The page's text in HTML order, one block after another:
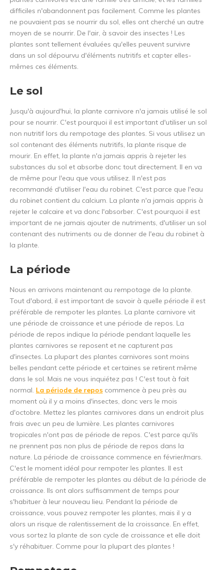
difficiles n'abandonnent pas facilement. Comme les plantes
ne pouvaient pas se nourrir du sol, elles ont cherché un autre
moyen de se nourrir. De l'air, à savoir des insectes ! Les
plantes sont tellement évaluées qu'elles peuvent survivre
dans un sol dépourvu d'éléments nutritifs et capter elles-
mêmes ces éléments.
Le sol
Jusqu'à aujourd'hui, la plante carnivore n'a jamais utilisé le sol
pour se nourrir. C'est pourquoi il est important d'utiliser un sol
non nutritif lors du rempotage des plantes. Si vous utilisez un
sol contenant des éléments nutritifs, la plante risque de
mourir. En effet, la plante n'a jamais appris à rejeter les
substances du sol et absorbe donc tout directement. Il en va
de même pour l'eau que vous utilisez. Il n'est pas
recommandé d'utiliser l'eau du robinet. C'est parce que l'eau
du robinet contient du calcium. La plante n'a jamais appris à
rejeter le calcaire et va donc l'absorber. C'est pourquoi il est
important de ne jamais ajouter de nutriments, d'utiliser un sol
contenant des nutriments ou de donner de l'eau du robinet à
la plante.
La période
Nous en arrivons maintenant au rempotage de la plante.
Tout d'abord, il est important de savoir à quelle période il est
préférable de rempoter les plantes. La plante carnivore vit
une période de croissance et une période de repos. La
période de repos indique la période pendant laquelle les
plantes carnivores se reposent et ne capturent pas
d'insectes. La plupart des plantes carnivores sont moins
belles pendant cette période et certaines se retirent même
dans le sol. Mais ne vous inquiétez pas ! C'est tout à fait
normal. La période de repos commence à peu près au
moment où il y a moins d'insectes, donc vers le mois
d'octobre. Mettez les plantes carnivores dans un endroit plus
frais avec un peu de lumière. Les plantes carnivores
tropicales n'ont pas de période de repos. C'est parce qu'ils
ne prennent pas non plus de période de repos dans la
nature. La période de croissance commence en février/mars.
C'est le moment idéal pour rempoter les plantes. Il est
préférable de rempoter les plantes au début de la période de
croissance. Ils ont alors suffisamment de temps pour
s'habituer à leur nouveau lieu. Pendant la période de
croissance, vous pouvez rempoter les plantes, mais il y a
alors un risque de ralentissement de la croissance. En effet,
vous sortez la plante de son cycle de croissance et elle doit
s'y réhabituer. Comme pour la plupart des plantes !